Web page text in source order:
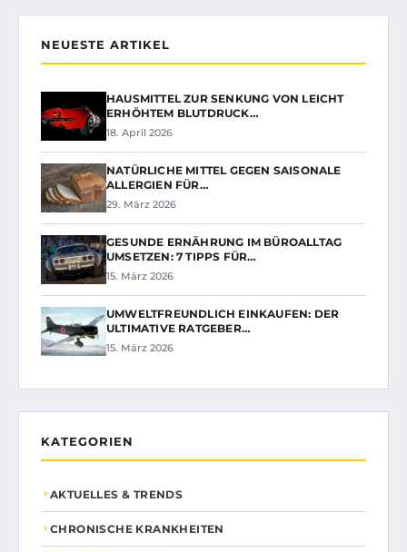
NEUESTE ARTIKEL
HAUSMITTEL ZUR SENKUNG VON LEICHT
ERHÖHTEM BLUTDRUCK…
18. April 2026
NATÜRLICHE MITTEL GEGEN SAISONALE
ALLERGIEN FÜR…
29. März 2026
GESUNDE ERNÄHRUNG IM BÜROALLTAG
UMSETZEN: 7 TIPPS FÜR…
15. März 2026
UMWELTFREUNDLICH EINKAUFEN: DER
ULTIMATIVE RATGEBER…
15. März 2026
KATEGORIEN
AKTUELLES & TRENDS
CHRONISCHE KRANKHEITEN